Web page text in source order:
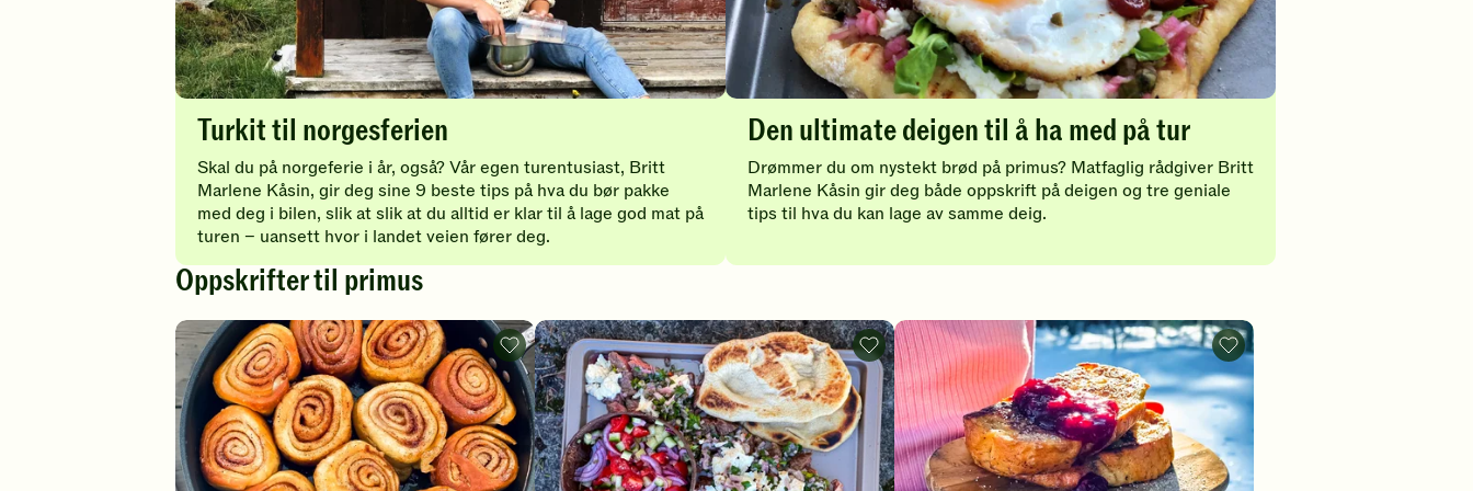
Turkit til norgesferien
Skal du på norgeferie i år, også? Vår egen turentusiast, Britt
Marlene Kåsin, gir deg sine 9 beste tips på hva du bør pakke
med deg i bilen, slik at slik at du alltid er klar til å lage god mat på
turen – uansett hvor i landet veien fører deg.
Den ultimate deigen til å ha med på tur
Drømmer du om nystekt brød på primus? Matfaglig rådgiver Britt
Marlene Kåsin gir deg både oppskrift på deigen og tre geniale
tips til hva du kan lage av samme deig.
Oppskrifter til primus
Kanelboller
på
primus
-
legg
til
favoritter
Biff
på
primus
legg
favoritter
Arme
riddere
på
primus
-
legg
til
favoritter